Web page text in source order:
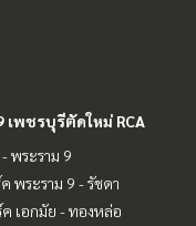
เพชรบุรีตัดใหม่ RCA
พระราม 9
พระราม 9 - รัชดา
เอกมัย - ทองหล่อ